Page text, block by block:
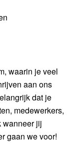
waarin je veel
aan ons
dat je
medewerkers,
wanneer jij
gaan we voor!